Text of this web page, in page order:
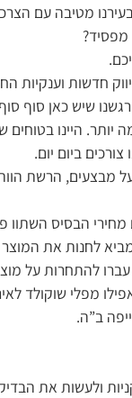
מטיבה עם
מפסיד?
חדשות וענקיות
שיש כאן סוף
יותר. היינו
ביום יום.
מבצעים, הרשת
הבסיס השתוו
לחנות את המוצר
להתחרות על
מפלי שוקולד
ב”ה.
ולעשות את